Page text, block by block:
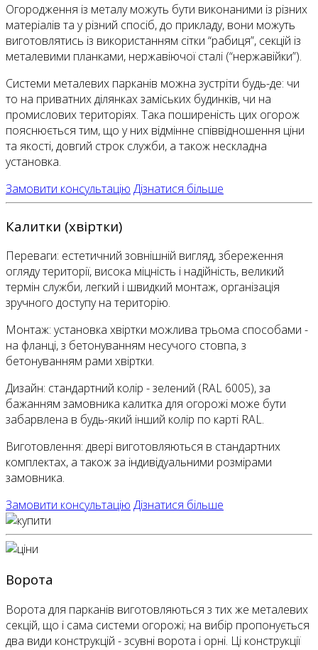
Огородження із металу можуть бути виконаними із різних
матеріалів та у різний спосіб, до прикладу, вони можуть
виготовлятись із використанням сітки “рабиця”, секцій із
металевими планками, нержавіючої сталі (“нержавійки”).
Системи металевих парканів можна зустріти будь-де: чи
то на приватних ділянках заміських будинків, чи на
промислових територіях. Така поширеність цих огорож
пояснюється тим, що у них відмінне співвідношення ціни
та якості, довгий строк служби, а також нескладна
установка.
Замовити консультацію Дізнатися більше
Калитки (хвіртки)
Переваги: естетичний зовнішній вигляд, збереження
огляду території, висока міцність і надійність, великий
термін служби, легкий і швидкий монтаж, організація
зручного доступу на територію.
Монтаж: установка хвіртки можлива трьома способами -
на фланці, з бетонуванням несучого стовпа, з
бетонуванням рами хвіртки.
Дизайн: стандартний колір - зелений (RAL 6005), за
бажанням замовника калитка для огорожі може бути
забарвлена в будь-який інший колір по карті RAL.
Виготовлення: двері виготовляються в стандартних
комплектах, а також за індивідуальними розмірами
замовника.
Замовити консультацію Дізнатися більше
Ворота
Ворота для парканів виготовляються з тих же металевих
секцій, що і сама системи огорожі; на вибір пропонується
два види конструкцій - зсувні ворота і орні. Ці конструкції